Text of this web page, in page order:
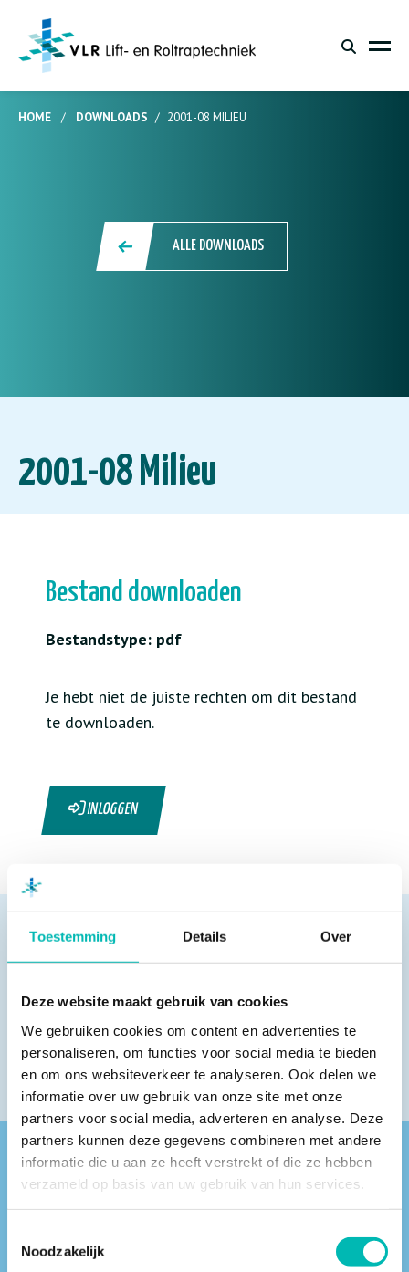
Toestemming Details Over
Deze website maakt gebruik van cookies
We gebruiken cookies om content en advertenties te
personaliseren, om functies voor social media te bieden
en om ons websiteverkeer te analyseren. Ook delen we
informatie over uw gebruik van onze site met onze
partners voor social media, adverteren en analyse. Deze
partners kunnen deze gegevens combineren met andere
informatie die u aan ze heeft verstrekt of die ze hebben
verzameld op basis van uw gebruik van hun services.
Noodzakelijk
HOME / DOWNLOADS / 2001-08 MILIEU
ALLE DOWNLOADS
2001-08 Milieu
Bestand downloaden
Bestandstype: pdf
Je hebt niet de juiste rechten om dit bestand
te downloaden.
INLOGGEN
Vind een VLR-vakbedrijf bij jou in de buurt